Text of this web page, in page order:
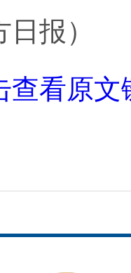
报）
查看原文